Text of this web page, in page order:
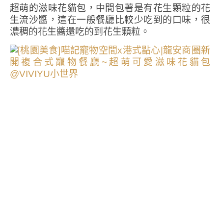
超萌的滋味花貓包，中間包著是有花生顆粒的花
生流沙醬，這在一般餐廳比較少吃到的口味，很
濃稠的花生醬還吃的到花生顆粒。